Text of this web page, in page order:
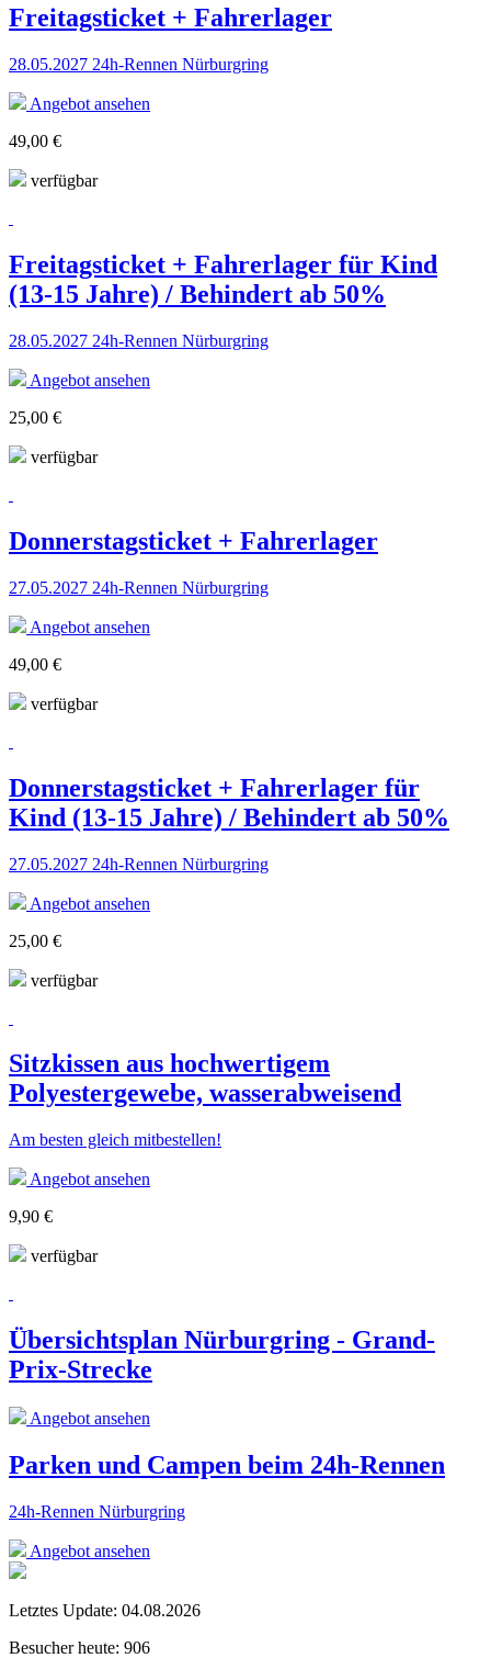
Freitagsticket + Fahrerlager
28.05.2027 24h-Rennen Nürburgring
Angebot ansehen
49,00 €
verfügbar
Freitagsticket + Fahrerlager für Kind
(13-15 Jahre) / Behindert ab 50%
28.05.2027 24h-Rennen Nürburgring
Angebot ansehen
25,00 €
verfügbar
Donnerstagsticket + Fahrerlager
27.05.2027 24h-Rennen Nürburgring
Angebot ansehen
49,00 €
verfügbar
Donnerstagsticket + Fahrerlager für
Kind (13-15 Jahre) / Behindert ab 50%
27.05.2027 24h-Rennen Nürburgring
Angebot ansehen
25,00 €
verfügbar
Sitzkissen aus hochwertigem
Polyestergewebe, wasserabweisend
Am besten gleich mitbestellen!
Angebot ansehen
9,90 €
verfügbar
Übersichtsplan Nürburgring - Grand-
Prix-Strecke
Angebot ansehen
Parken und Campen beim 24h-Rennen
24h-Rennen Nürburgring
Angebot ansehen
Letztes Update: 04.08.2026
Besucher heute: 906